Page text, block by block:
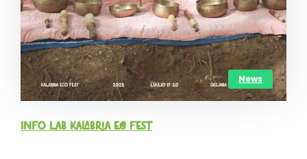
News
Info LAB Kalabria Eco Fest